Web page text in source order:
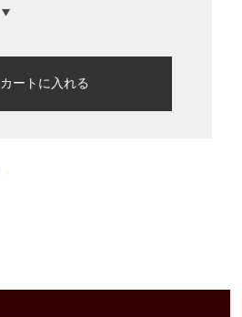
カートに入れる